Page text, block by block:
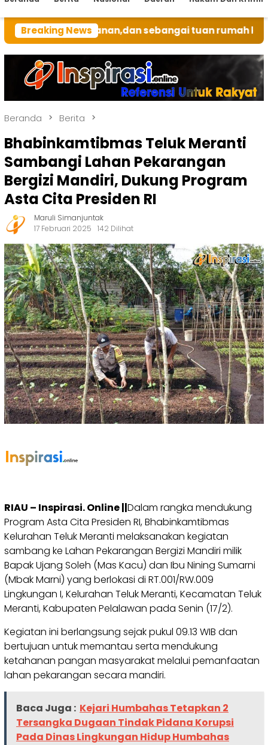
Breaking Newssebangai tuan rumah kali ini BRI Unit
Beranda Berita
Bhabinkamtibmas Teluk Meranti
Sambangi Lahan Pekarangan
Bergizi Mandiri, Dukung Program
Asta Cita Presiden RI
Maruli Simanjuntak
17 Februari 2025
142 Dilihat
RIAU – Inspirasi. Online ||Dalam rangka mendukung
Program Asta Cita Presiden RI, Bhabinkamtibmas
Kelurahan Teluk Meranti melaksanakan kegiatan
sambang ke Lahan Pekarangan Bergizi Mandiri milik
Bapak Ujang Soleh (Mas Kacu) dan Ibu Nining Sumarni
(Mbak Marni) yang berlokasi di RT.001/RW.009
Lingkungan I, Kelurahan Teluk Meranti, Kecamatan Teluk
Meranti, Kabupaten Pelalawan pada Senin (17/2).
Kegiatan ini berlangsung sejak pukul 09.13 WIB dan
bertujuan untuk memantau serta mendukung
ketahanan pangan masyarakat melalui pemanfaatan
lahan pekarangan secara mandiri.
Baca Juga : Kejari Humbahas Tetapkan 2
Tersangka Dugaan Tindak Pidana Korupsi
Pada Dinas Lingkungan Hidup Humbahas